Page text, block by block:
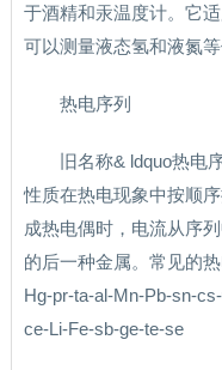
于酒精和汞温度计。它
可以测量液态氢和液氮等
热电序列
旧名称& ldquo热电
性质在热电现象中按顺
成热电偶时，电流从序
的后一种金属。常见的
Hg-pr-ta-al-Mn-Pb-sn-
ce-Li-Fe-sb-ge-te-se